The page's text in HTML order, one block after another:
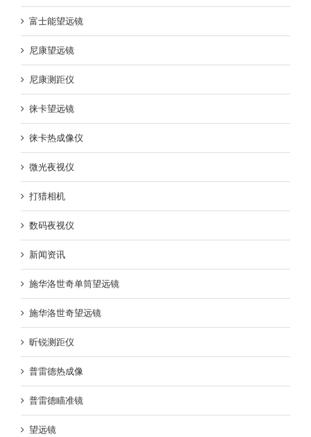
富士能望远镜
尼康望远镜
尼康测距仪
徕卡望远镜
徕卡热成像仪
微光夜视仪
打猎相机
数码夜视仪
新闻资讯
施华洛世奇单筒望远镜
施华洛世奇望远镜
昕锐测距仪
普雷德热成像
普雷德瞄准镜
望远镜